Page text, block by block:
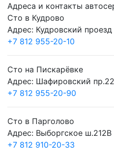
Адреса и контакты
Сто в Кудрово
Адрес: Кудровский проезд
+7 812 955-20-10
Сто на Пискарёвке
Адрес: Шафировский
+7 812 955-20-90
Сто в Парголово
Адрес: Выборгское ш.212В
+7 812 910-20-33